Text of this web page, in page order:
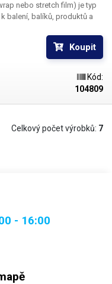
balení, balíků, produktů a
náklad a chránit jej před
o šířce 500mm a návinu
průměrem 76mm, její
fólie lze natáhnout na délku
Tento materiál je vysoce
pro
Balení:fólie 500mm, návin
Koupit
Kód:
104809
Celkový počet výrobků: 7
- 16:00